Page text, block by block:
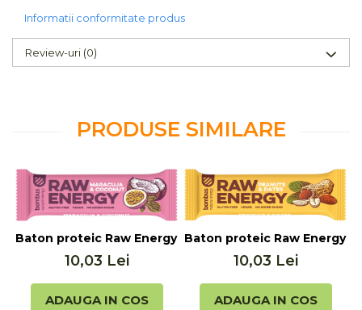
Informatii conformitate produs
Review-uri (0)
PRODUSE SIMILARE
Baton proteic Raw Energy cu maracuja si nuca de
10,03 Lei
ADAUGA IN COS
Baton proteic Raw Energy
10,03 Lei
ADAUGA IN COS